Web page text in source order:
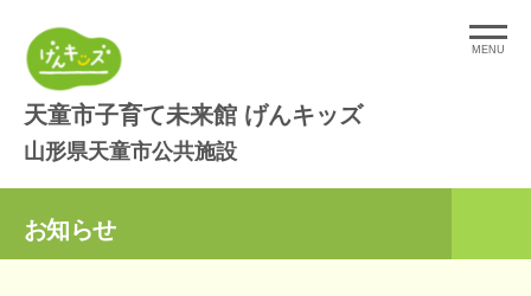
天童市子育て未来館 げんキッズ
山形県天童市公共施設
MENU
お知らせ